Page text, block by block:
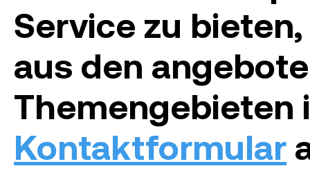
Service zu
aus den
Themengebieten
Kontaktformular